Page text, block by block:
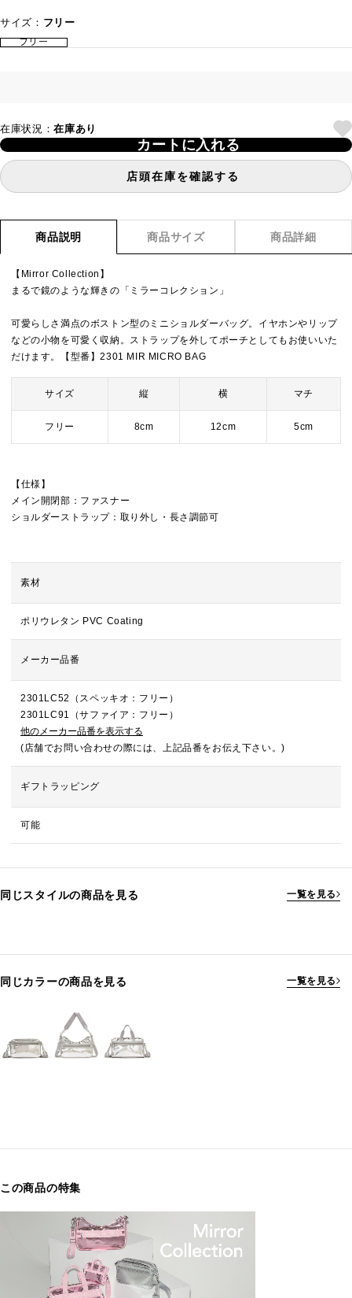
サイズ： フリー
フリー
在庫状況：在庫あり
カートに入れる
店頭在庫を確認する
商品説明 商品サイズ 商品詳細
【Mirror Collection】
まるで鏡のような輝きの「ミラーコレクション」
可愛らしさ満点のボストン型のミニショルダーバッグ。イヤホンやリップ
などの小物を可愛く収納。ストラップを外してポーチとしてもお使いいた
だけます。【型番】2301 MIR MICRO BAG
サイズ 縦 横 マチ
フリー 8cm 12cm 5cm
【仕様】
メイン開閉部：ファスナー
ショルダーストラップ：取り外し・長さ調節可
素材
ポリウレタン PVC Coating
メーカー品番
2301LC52（スペッキオ：フリー）
2301LC91（サファイア：フリー）
他のメーカー品番を表示する
(店舗でお問い合わせの際には、上記品番をお伝え下さい。)
ギフトラッピング
可能
同じスタイルの商品を見る 一覧を見る
同じカラーの商品を見る 一覧を見る
この商品の特集